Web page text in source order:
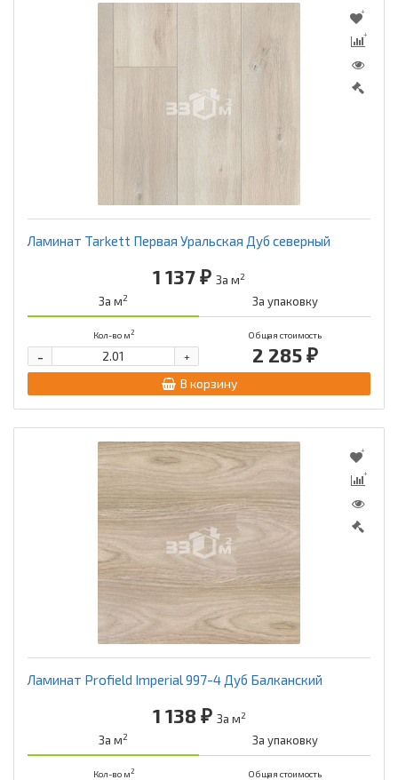
Ламинат Tarkett Первая Уральская Дуб северный
1 137 ₽ За м2
За м2 За упаковку
Кол-во м2 Общая стоимость
2 285 ₽
+
-
В корзину
Ламинат Profield Imperial 997-4 Дуб Балканский
1 138 ₽ За м2
За м2 За упаковку
Кол-во м2 Общая стоимость